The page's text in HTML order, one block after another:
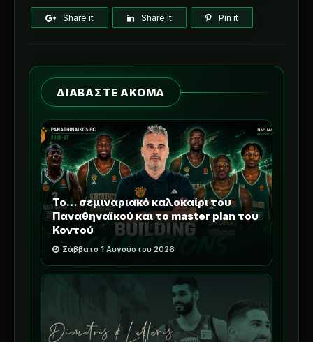
Share it Share it Pin it
ΔΙΑΒΑΣΤΕ ΑΚΟΜΑ
Το… σεμιναριακό καλοκαίρι του
Παναθηναϊκού και το master plan του
Κοντού
Σάββατο 1 Αυγούστου 2026